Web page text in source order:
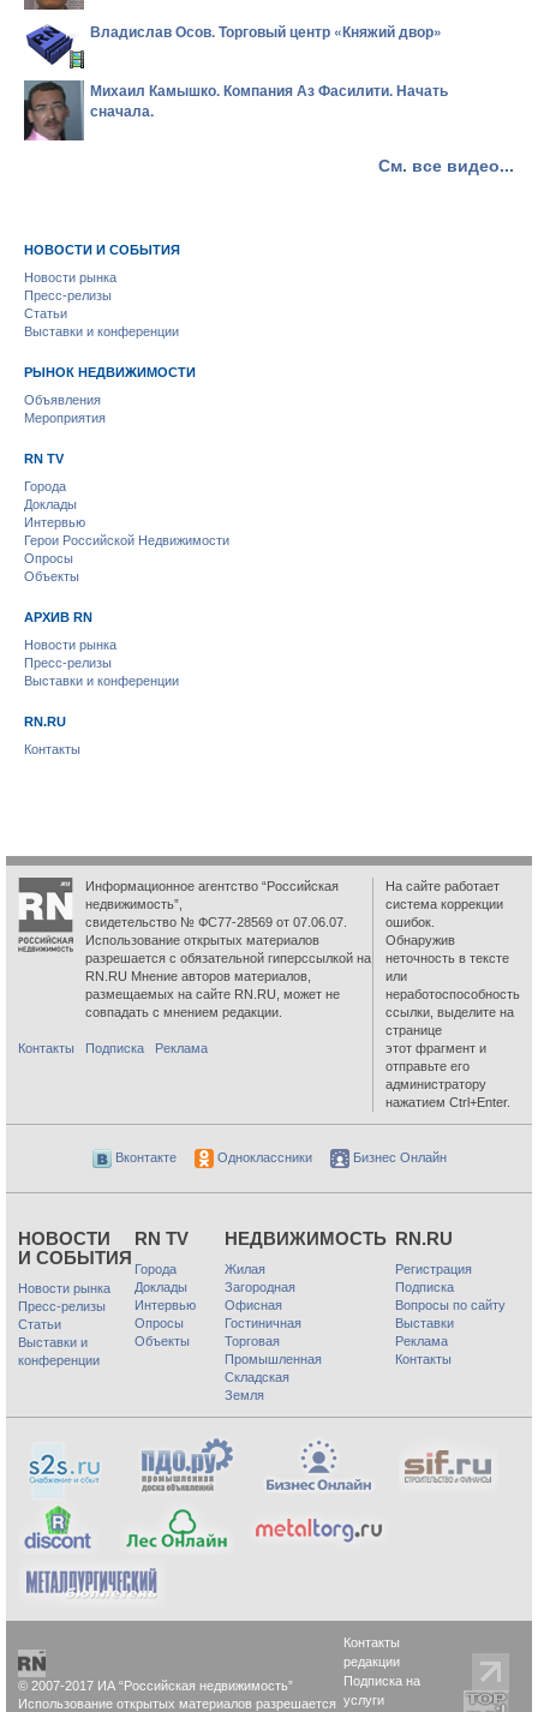
Владислав Осов. Торговый центр «Княжий двор»
Михаил Камышко. Компания Аз Фасилити. Начать
сначала.
См. все видео...
НОВОСТИ И СОБЫТИЯ
Новости рынка
Пресс-релизы
Статьи
Выставки и конференции
РЫНОК НЕДВИЖИМОСТИ
Объявления
Мероприятия
RN TV
Города
Доклады
Интервью
Герои Российской Недвижимости
Опросы
Объекты
АРХИВ RN
Новости рынка
Пресс-релизы
Выставки и конференции
RN.RU
Контакты
Информационное агентство “Российская
недвижимость”,
свидетельство № ФС77-28569 от 07.06.07.
Использование открытых материалов
разрешается с обязательной гиперссылкой на
RN.RU Мнение авторов материалов,
размещаемых на сайте RN.RU, может не
совпадать с мнением редакции.
Контакты Подписка Реклама
На сайте работает
система коррекции
ошибок.
Обнаружив
неточность в тексте
или
неработоспособность
ссылки, выделите на
странице
этот фрагмент и
отправьте его
администратору
нажатием Ctrl+Enter.
Вконтакте Одноклассники Бизнес Онлайн
НОВОСТИ
И СОБЫТИЯ
Новости рынка
Пресс-релизы
Статьи
Выставки и
конференции
RN TV
Города
Доклады
Интервью
Опросы
Объекты
НЕДВИЖИМОСТЬ
Жилая
Загородная
Офисная
Гостиничная
Торговая
Промышленная
Складская
Земля
RN.RU
Регистрация
Подписка
Вопросы по сайту
Выставки
Реклама
Контакты
© 2007-2017 ИА “Российская недвижимость”
Использование открытых материалов разрешается
Контакты
редакции
Подписка на
услуги